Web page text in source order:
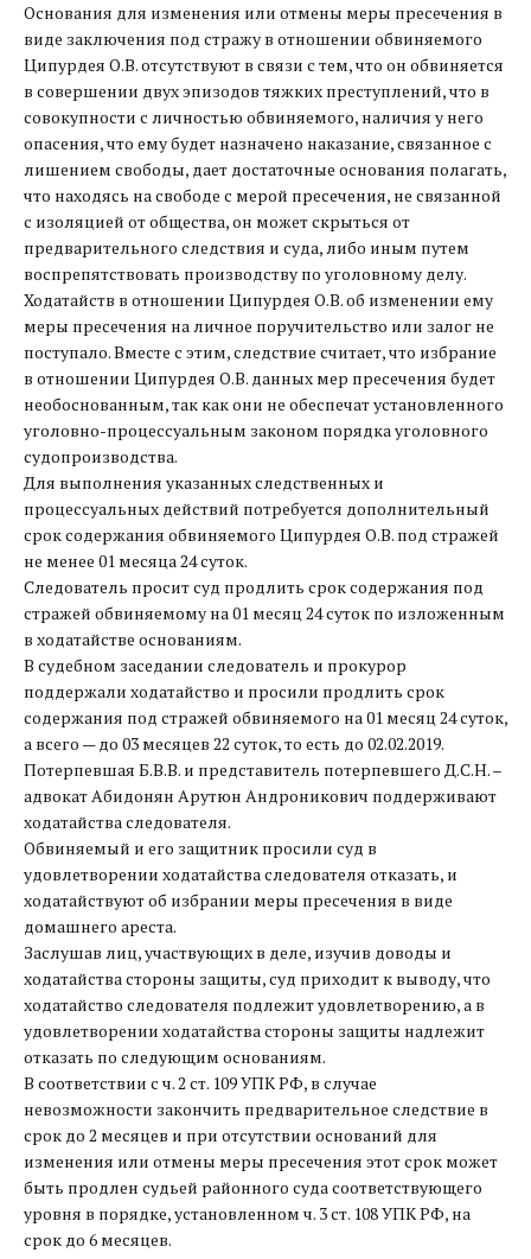
Основания для изменения или отмены меры пресечения в
виде заключения под стражу в отношении обвиняемого
Ципурдея О.В. отсутствуют в связи с тем, что он обвиняется
в совершении двух эпизодов тяжких преступлений, что в
совокупности с личностью обвиняемого, наличия у него
опасения, что ему будет назначено наказание, связанное с
лишением свободы, дает достаточные основания полагать,
что находясь на свободе с мерой пресечения, не связанной
с изоляцией от общества, он может скрыться от
предварительного следствия и суда, либо иным путем
воспрепятствовать производству по уголовному делу.
Ходатайств в отношении Ципурдея О.В. об изменении ему
меры пресечения на личное поручительство или залог не
поступало. Вместе с этим, следствие считает, что избрание
в отношении Ципурдея О.В. данных мер пресечения будет
необоснованным, так как они не обеспечат установленного
уголовно-процессуальным законом порядка уголовного
судопроизводства.
Для выполнения указанных следственных и
процессуальных действий потребуется дополнительный
срок содержания обвиняемого Ципурдея О.В. под стражей
не менее 01 месяца 24 суток.
Следователь просит суд продлить срок содержания под
стражей обвиняемому на 01 месяц 24 суток по изложенным
в ходатайстве основаниям.
В судебном заседании следователь и прокурор
поддержали ходатайство и просили продлить срок
содержания под стражей обвиняемого на 01 месяц 24 суток,
а всего — до 03 месяцев 22 суток, то есть до 02.02.2019.
Потерпевшая Б.В.В. и представитель потерпевшего Д.С.Н. –
адвокат Абидонян Арутюн Андроникович поддерживают
ходатайства следователя.
Обвиняемый и его защитник просили суд в
удовлетворении ходатайства следователя отказать, и
ходатайствуют об избрании меры пресечения в виде
домашнего ареста.
Заслушав лиц, участвующих в деле, изучив доводы и
ходатайства стороны защиты, суд приходит к выводу, что
ходатайство следователя подлежит удовлетворению, а в
удовлетворении ходатайства стороны защиты надлежит
отказать по следующим основаниям.
В соответствии с ч. 2 ст. 109 УПК РФ, в случае
невозможности закончить предварительное следствие в
срок до 2 месяцев и при отсутствии оснований для
изменения или отмены меры пресечения этот срок может
быть продлен судьей районного суда соответствующего
уровня в порядке, установленном ч. 3 ст. 108 УПК РФ, на
срок до 6 месяцев.